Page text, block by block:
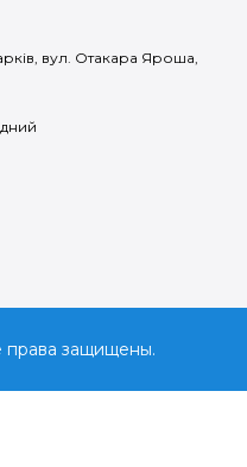
вул. Отакара Яроша,
права защищены.